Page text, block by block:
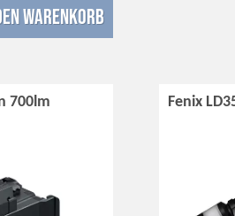
Warenkorb
700lm Fenix